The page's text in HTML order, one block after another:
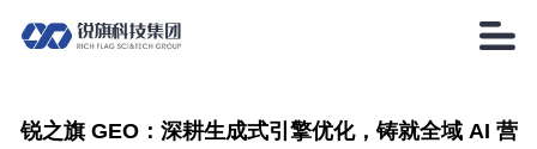

锐之旗 GEO：深耕生成式引擎优化，铸就全域 AI 营